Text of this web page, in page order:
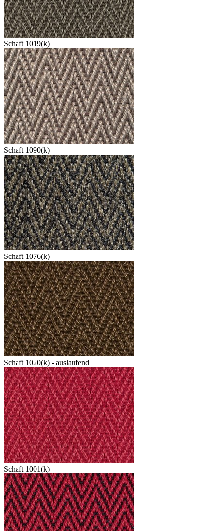
Schaft 1019(k)
Schaft 1090(k)
Schaft 1076(k)
Schaft 1020(k) - auslaufend
Schaft 1001(k)